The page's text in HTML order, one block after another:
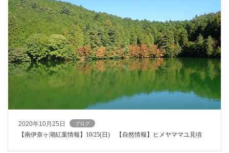
2020年10月25日 ブログ
【南伊奈ヶ湖紅葉情報】10/25(日) 【自然情報】ヒメヤママユ見頃